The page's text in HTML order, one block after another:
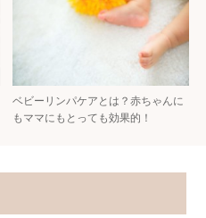
ベビーリンパケアとは？赤ちゃんに
もママにもとっても効果的！